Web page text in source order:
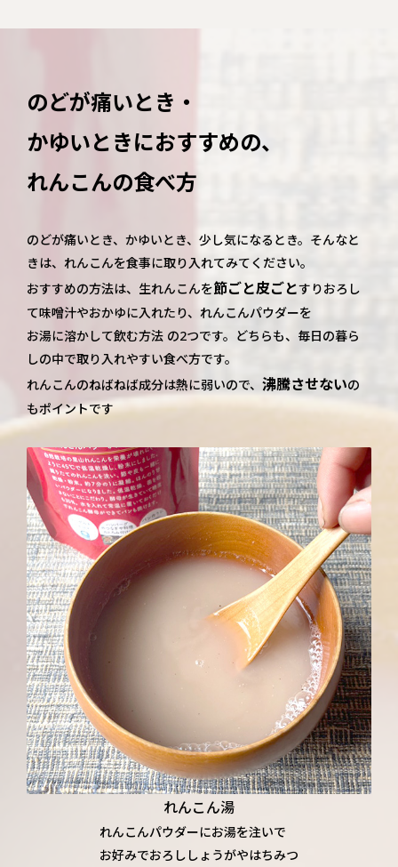
のどが痛いとき・
かゆいときにおすすめの、
れんこんの食べ方
のどが痛いとき、かゆいとき、少し気になるとき。そんなと
きは、れんこんを食事に取り入れてみてください。
おすすめの方法は、生れんこんを節ごと皮ごとすりおろし
て味噌汁やおかゆに入れたり、れんこんパウダーを
お湯に溶かして飲む方法 の2つです。どちらも、毎日の暮ら
しの中で取り入れやすい食べ方です。
れんこんのねばねば成分は熱に弱いので、 沸騰させないの
もポイントです
れんこん湯
れんこんパウダーにお湯を注いで
お好みでおろししょうがやはちみつ